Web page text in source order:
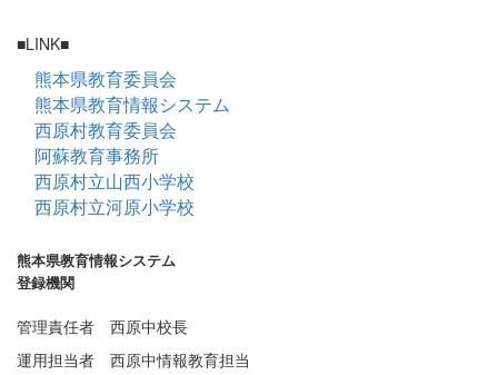
■LINK■
熊本県教育委員会
熊本県教育情報システム
西原村教育委員会
阿蘇教育事務所
西原村立山西小学校
西原村立河原小学校
熊本県教育情報システム
登録機関
管理責任者 西原中校長
運用担当者 西原中情報教育担当